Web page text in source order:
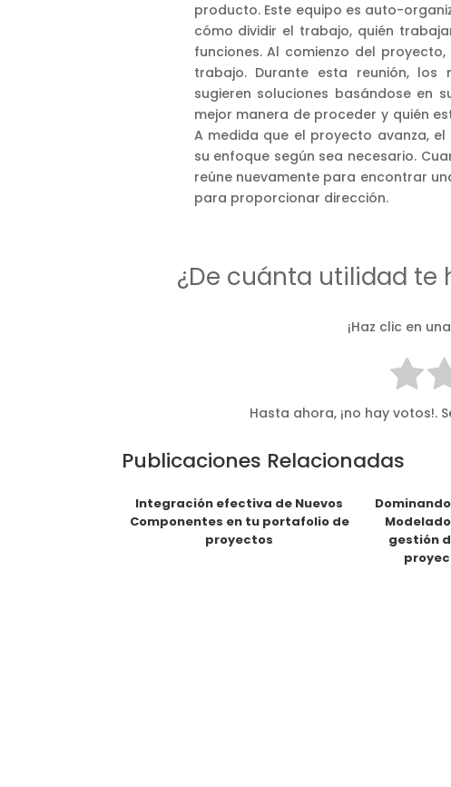
producto. Este equipo es auto-
cómo dividir el trabajo, quién
funciones. Al comienzo del
trabajo. Durante esta reunión, los
sugieren soluciones basándose en
mejor manera de proceder y quién
A medida que el proyecto avanza,
su enfoque según sea necesario.
reúne nuevamente para encontrar
para proporcionar dirección.
¿De cuánta utilidad te
¡Haz clic en
Hasta ahora, ¡no hay votos!.
Publicaciones Relacionadas
Integración efectiva de Nuevos
Componentes en tu portafolio de
proyectos
gestión